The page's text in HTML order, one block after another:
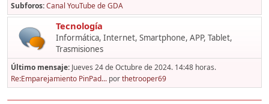
Subforos Canal YouTube de GDA
Tecnología
Informática, Internet, Smartphone, APP, Tablet,
Trasmisiones
Último mensaje: Jueves 24 de Octubre de 2024. 14:48 horas.
Re:Emparejamiento PinPad... porthetrooper69